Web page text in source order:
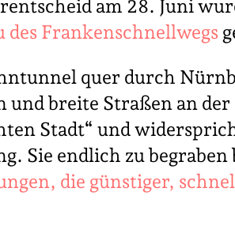
am 28. Juni
des Frankenschnellwegs
quer durch
und breite Straßen an
Stadt“ und
Sie endlich zu
die günstiger,